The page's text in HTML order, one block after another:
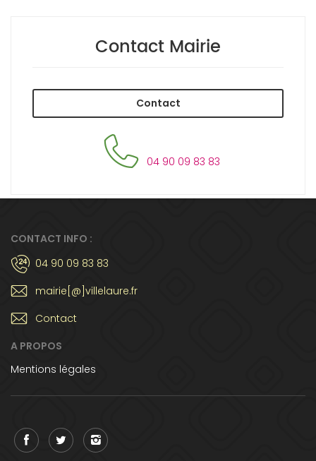
Contact Mairie
Contact
04 90 09 83 83
CONTACT INFO :
04 90 09 83 83
mairie[@]villelaure.fr
Contact
A PROPOS
Mentions légales